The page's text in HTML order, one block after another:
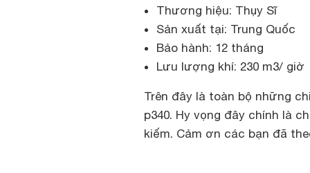
Thương hiệu: Thụy Sĩ
Sản xuất tại: Trung Quốc
Bảo hành: 12 tháng
Lưu lượng khí: 230 m3/ giờ
Trên đây là toàn bộ những
p340. Hy vọng đây chính là
kiếm. Cảm ơn các bạn đã